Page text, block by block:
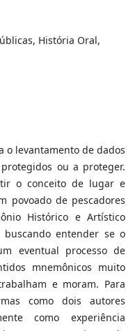
História Oral,
o levantamento de dados
ou a proteger.
o conceito de lugar e
povoado de pescadores
Histórico e Artístico
buscando entender se o
eventual processo de
mnemônicos muito
e moram. Para
como dois autores
como experiência